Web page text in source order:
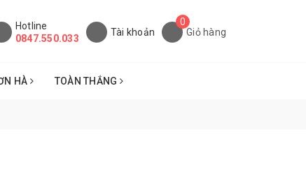
Hotline
0847.550.033
Tài khoản
0
Giỏ hàng
HÀ TOÀN THẮNG